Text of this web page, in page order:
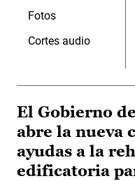
Fotos
Cortes audio
El Gobierno
abre la nueva
ayudas a la
edificatoria